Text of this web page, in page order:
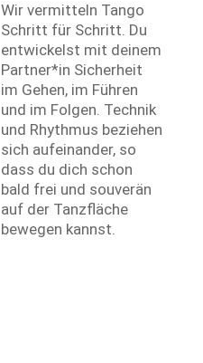
Wir vermitteln Tango
Schritt für Schritt. Du
entwickelst mit deinem
Partner*in Sicherheit
im Gehen, im Führen
und im Folgen. Technik
und Rhythmus beziehen
sich aufeinander, so
dass du dich schon
bald frei und souverän
auf der Tanzfläche
bewegen kannst.